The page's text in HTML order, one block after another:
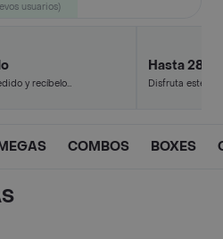
usuarios)
y recíbelo
Hasta 28%
Disfruta este
COMBOS BOXES